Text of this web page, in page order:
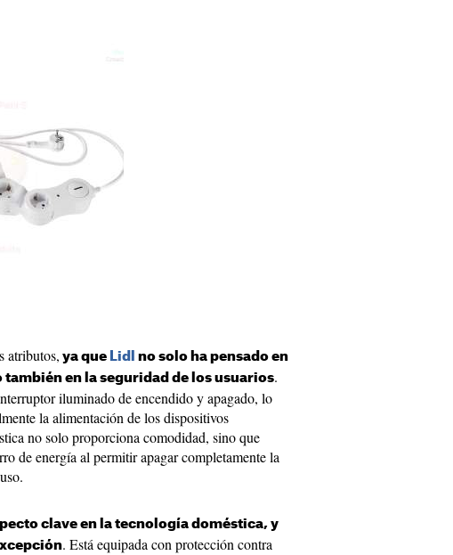
atributos, ya que Lidl
no solo ha pensado en
también en la seguridad de los usuarios.
iluminado de encendido y apagado, lo
la alimentación de los dispositivos
no solo proporciona comodidad, sino que
de energía al permitir apagar completamente la
clave en la tecnología doméstica, y
. Está equipada con protección contra